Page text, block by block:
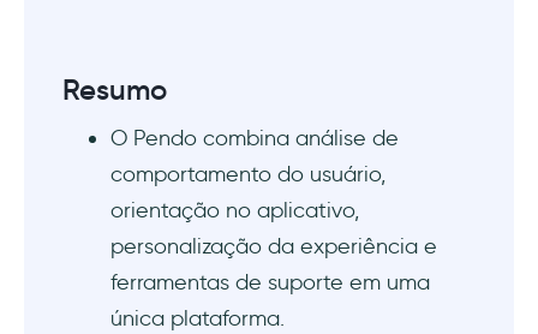
Resumo
O Pendo combina análise de
comportamento do usuário,
orientação no aplicativo,
personalização da experiência e
ferramentas de suporte em uma
única plataforma.